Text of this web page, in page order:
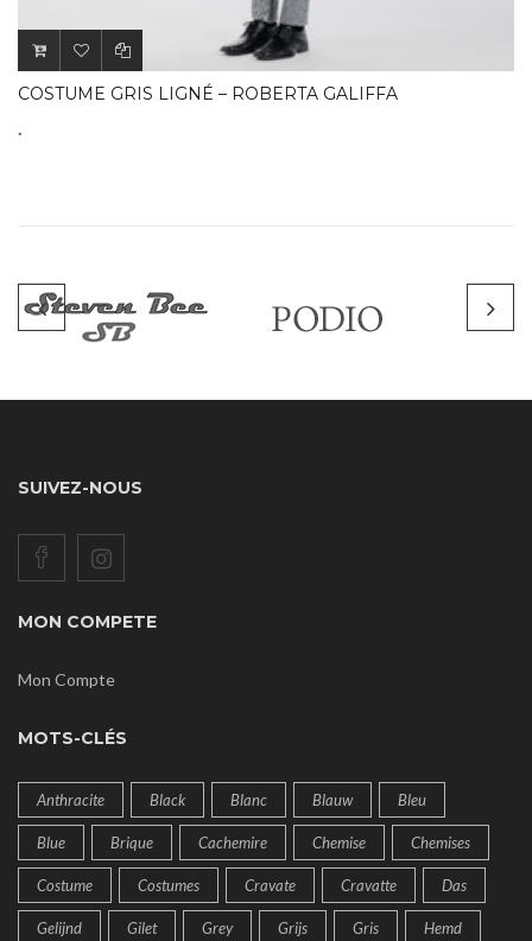
COSTUME GRIS LIGNÉ – ROBERTA GALIFFA
SUIVEZ-NOUS
MON COMPETE
Mon Compte
MOTS-CLÉS
Anthracite Black Blanc Blauw Bleu
Blue Brique Cachemire Chemise Chemises
Costume Costumes Cravate Cravatte Das
Gelijnd Gilet Grey Grijs Gris Hemd